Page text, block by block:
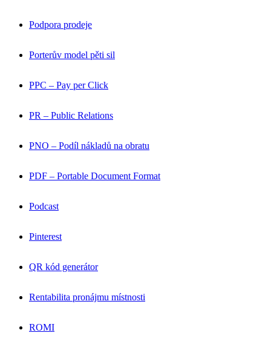
Podpora prodeje
Porterův model pěti sil
PPC – Pay per Click
PR – Public Relations
PNO – Podíl nákladů na obratu
PDF – Portable Document Format
Podcast
Pinterest
QR kód generátor
Rentabilita pronájmu místnosti
ROMI